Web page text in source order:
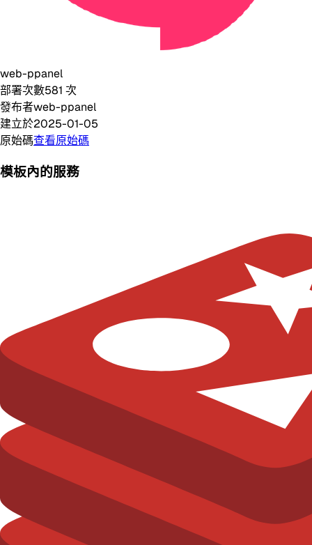
web-ppanel
部署次數581 次
發布者web-ppanel
建立於2025-01-05
原始碼查看原始碼
模板內的服務